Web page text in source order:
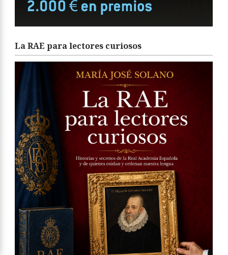
La RAE para lectores curiosos